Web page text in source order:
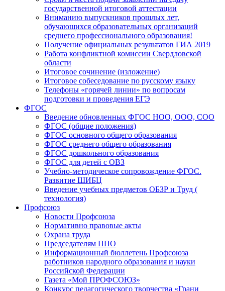
государственной итоговой аттестации
Вниманию выпускников прошлых лет,
обучающихся образовательных организаций
среднего профессионального образования!
Получение официальных результатов ГИА 2019
Работа конфликтной комиссии Свердловской
области
Итоговое сочинение (изложение)
Итоговое собеседование по русскому языку
Телефоны «горячей линии» по вопросам
подготовки и проведения ЕГЭ
ФГОС
Введение обновленных ФГОС НОО, ООО, СОО
ФГОС (общие положения)
ФГОС основного общего образования
ФГОС среднего общего образования
ФГОС дошкольного образования
ФГОС для детей с ОВЗ
Учебно-методическое сопровождение ФГОС.
Развитие ШИБЦ
Введение учебных предметов ОБЗР и Труд (
технология)
Профсоюз
Новости Профсоюза
Нормативно правовые акты
Охрана труда
Председателям ППО
Информационный бюллетень Профсоюза
работников народного образования и науки
Российской Федерации
Газета «Мой ПРОФСОЮЗ»
Конкурс педагогического творчества «Грани